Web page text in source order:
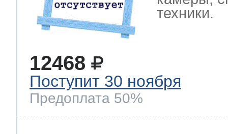
техники.
12468
Поступит 30 ноября
Предоплата 50%